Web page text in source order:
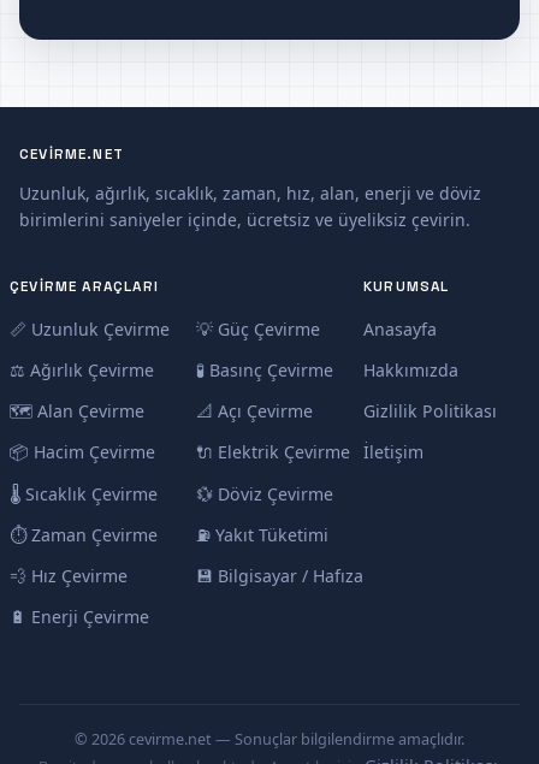
CEVIRME.NET
Uzunluk, ağırlık, sıcaklık, zaman, hız, alan, enerji ve döviz
birimlerini saniyeler içinde, ücretsiz ve üyeliksiz çevirin.
ÇEVIRME ARAÇLARI
📏 Uzunluk Çevirme
⚖️ Ağırlık Çevirme
🗺️ Alan Çevirme
📦 Hacim Çevirme
🌡️ Sıcaklık Çevirme
⏱️ Zaman Çevirme
💨 Hız Çevirme
🔋 Enerji Çevirme
💡 Güç Çevirme
🧪 Basınç Çevirme
📐 Açı Çevirme
🔌 Elektrik Çevirme
💱 Döviz Çevirme
⛽ Yakıt Tüketimi
💾 Bilgisayar / Hafıza
KURUMSAL
Anasayfa
Hakkımızda
Gizlilik Politikası
İletişim
© 2026 cevirme.net — Sonuçlar bilgilendirme amaçlıdır.